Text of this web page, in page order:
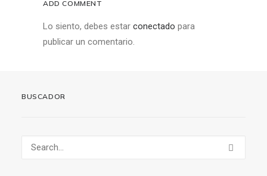
ADD COMMENT
Lo siento, debes estar conectado para
publicar un comentario.
BUSCADOR